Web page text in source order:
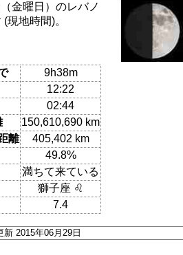
金曜日）のレバノ
現地時間)。
9h38m
12:22
02:44
150,610,690 km
離
405,402 km
49.8%
満ちて来ている
獅子座 ♌
7.4
新 2015年06月29日